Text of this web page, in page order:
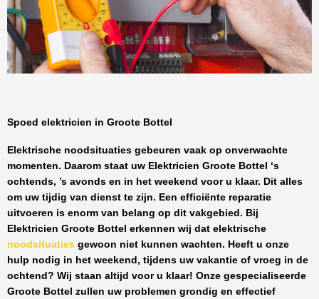
Spoed elektricien in Groote Bottel
Elektrische noodsituaties gebeuren vaak op onverwachte
momenten. Daarom staat uw Elektricien Groote Bottel ‘s
ochtends, ’s avonds en in het weekend voor u klaar. Dit alles
om uw tijdig van dienst te zijn. Een efficiënte reparatie
uitvoeren is enorm van belang op dit vakgebied. Bij
Elektricien Groote Bottel erkennen wij dat elektrische
noodsituaties gewoon niet kunnen wachten. Heeft u onze
hulp nodig in het weekend, tijdens uw vakantie of vroeg in de
ochtend? Wij staan altijd voor u klaar! Onze gespecialiseerde
Groote Bottel zullen uw problemen grondig en effectief